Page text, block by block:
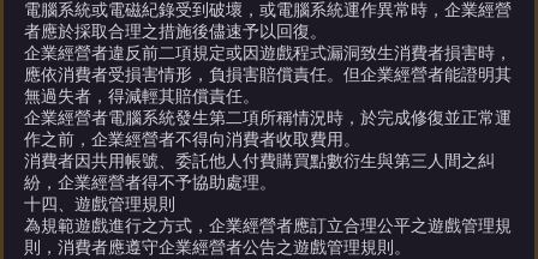
電腦系統或電磁紀錄受到破壞，或電腦系統運作異常時，企業經營
者應於採取合理之措施後儘速予以回復。
企業經營者違反前二項規定或因遊戲程式漏洞致生消費者損害時，
應依消費者受損害情形，負損害賠償責任。但企業經營者能證明其
無過失者，得減輕其賠償責任。
企業經營者電腦系統發生第二項所稱情況時，於完成修復並正常運
作之前，企業經營者不得向消費者收取費用。
消費者因共用帳號、委託他人付費購買點數衍生與第三人間之糾
紛，企業經營者得不予協助處理。
十四、遊戲管理規則
為規範遊戲進行之方式，企業經營者應訂立合理公平之遊戲管理規
則，消費者應遵守企業經營者公告之遊戲管理規則。